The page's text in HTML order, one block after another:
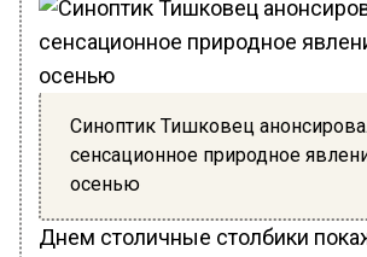
Синоптик Тишковец
сенсационное природное
осенью
Днем столичные столбики